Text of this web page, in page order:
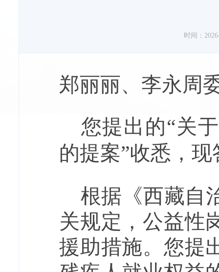
时间：
郑丽丽、李永周
您提出的“关
的提案”收悉，
根据《西藏自
关规定，公益性
援助措施。您提